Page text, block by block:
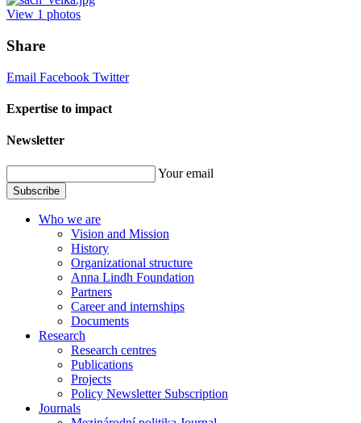
View 1 photos
Share
Email Facebook Twitter
Expertise to impact
Newsletter
Your email
Subscribe
Who we are
Vision and Mission
History
Organizational structure
Anna Lindh Foundation
Partners
Career and internships
Documents
Research
Research centres
Publications
Projects
Policy Newsletter Subscription
Journals